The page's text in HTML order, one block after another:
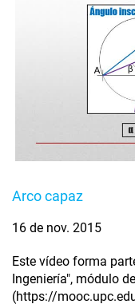
Arco capaz
16 de nov. 2015
Este vídeo forma
Ingeniería", módulo
(https://